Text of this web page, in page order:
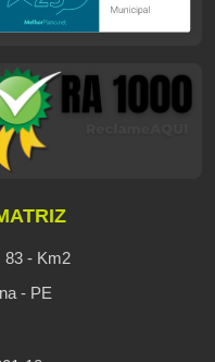
83 - Km2
- PE